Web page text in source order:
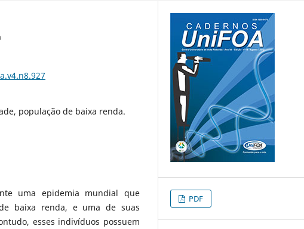
população de baixa renda.
uma epidemia mundial que
baixa renda, e uma de suas
esses indivíduos possuem
PDF